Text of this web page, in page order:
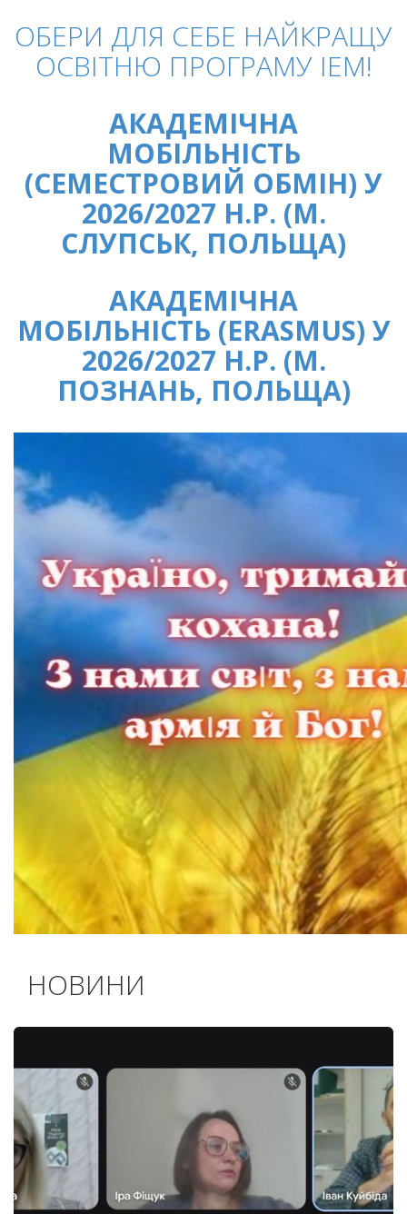
ОБЕРИ ДЛЯ СЕБЕ НАЙКРАЩУ
ОСВІТНЮ ПРОГРАМУ ІЕМ!
АКАДЕМІЧНА
МОБІЛЬНІСТЬ
(СЕМЕСТРОВИЙ ОБМІН) У
2026/2027 Н.Р. (М.
СЛУПСЬК, ПОЛЬЩА)
АКАДЕМІЧНА
МОБІЛЬНІСТЬ (ERASMUS) У
2026/2027 Н.Р. (М.
ПОЗНАНЬ, ПОЛЬЩА)
НОВИНИ